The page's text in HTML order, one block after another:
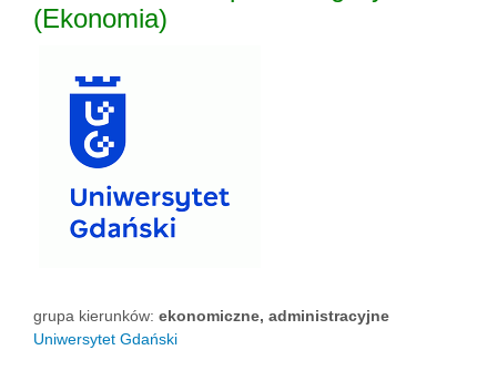
(Ekonomia)
grupa kierunków: ekonomiczne, administracyjne
Uniwersytet Gdański